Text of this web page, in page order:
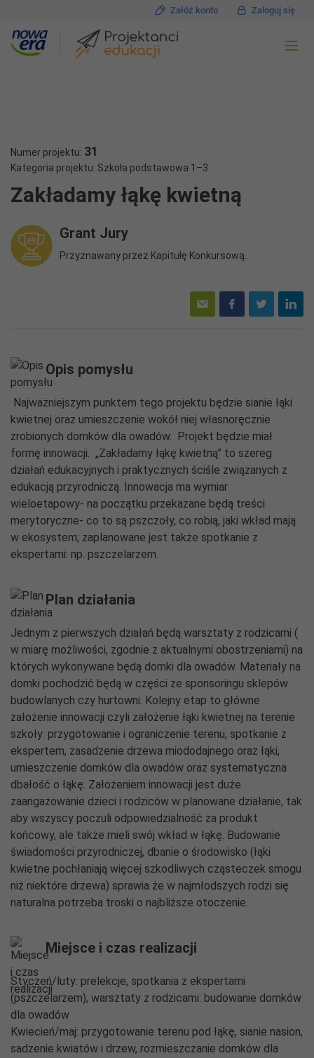
Załóż konto Zaloguj się
Numer projektu: 31
Kategoria projektu: Szkoła podstawowa 1–3
Zakładamy łąkę kwietną
Grant Jury
Przyznawany przez Kapitułę Konkursową.
Opis pomysłu
Najważniejszym punktem tego projektu będzie sianie łąki
kwietnej oraz umieszczenie wokół niej własnoręcznie
zrobionych domków dla owadów. Projekt będzie miał
formę innowacji. „Zakładamy łąkę kwietną” to szereg
działań edukacyjnych i praktycznych ściśle związanych z
edukacją przyrodniczą. Innowacja ma wymiar
wieloetapowy- na początku przekazane będą treści
merytoryczne- co to są pszczoły, co robią, jaki wkład mają
w ekosystem; zaplanowane jest także spotkanie z
ekspertami: np. pszczelarzem.
Plan działania
Jednym z pierwszych działań będą warsztaty z rodzicami (
w miarę możliwości, zgodnie z aktualnymi obostrzeniami) na
których wykonywane będą domki dla owadów. Materiały na
domki pochodzić będą w części ze sponsoringu sklepów
budowlanych czy hurtowni. Kolejny etap to główne
założenie innowacji czyli założenie łąki kwietnej na terenie
szkoły: przygotowanie i ograniczenie terenu, spotkanie z
ekspertem, zasadzenie drzewa miododajnego oraz łąki,
umieszczenie domków dla owadów oraz systematyczna
dbałość o łąkę. Założeniem innowacji jest duże
zaangażowanie dzieci i rodziców w planowane działanie, tak
aby wszyscy poczuli odpowiedzialność za produkt
końcowy, ale także mieli swój wkład w łąkę. Budowanie
świadomości przyrodniczej, dbanie o środowisko (łąki
kwietne pochłaniają więcej szkodliwych cząsteczek smogu
niż niektóre drzewa) sprawia że w najmłodszych rodzi się
naturalna potrzeba troski o najbliższe otoczenie.
Miejsce i czas realizacji
Styczeń/luty: prelekcje, spotkania z ekspertami
(pszczelarzem), warsztaty z rodzicami: budowanie domków
dla owadów
Kwiecień/maj: przygotowanie terenu pod łąkę, sianie nasion,
sadzenie kwiatów i drzew, rozmieszczanie domków dla